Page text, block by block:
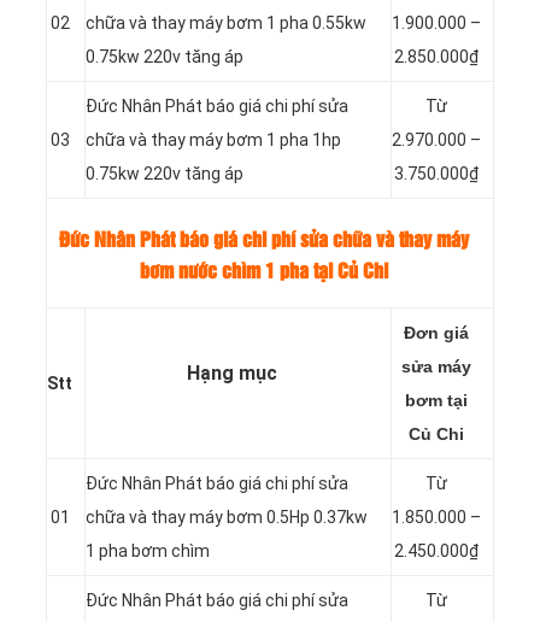
02
chữa và thay máy bơm 1 pha 0.55kw
0.75kw 220v tăng áp
1.900.000 –
2.850.000₫
03
Đức Nhân Phát báo giá chi phí sửa
chữa và thay máy bơm 1 pha 1hp
0.75kw 220v tăng áp
Từ
2.970.000 –
3.750.000₫
Đức Nhân Phát báo giá chi phí sửa chữa và thay máy
bơm nước chìm 1 pha tại Củ Chi
Stt Hạng mục
Đơn giá
sửa máy
bơm tại
Củ Chi
01
Đức Nhân Phát báo giá chi phí sửa
chữa và thay máy bơm 0.5Hp 0.37kw
1 pha bơm chìm
Từ
1.850.000 –
2.450.000₫
Đức Nhân Phát báo giá chi phí sửa
Từ